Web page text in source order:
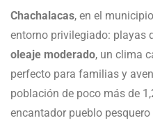
Chachalacas, en el
entorno privilegiado: playas
oleaje moderado, un clima
perfecto para familias y
población de poco más de
encantador pueblo